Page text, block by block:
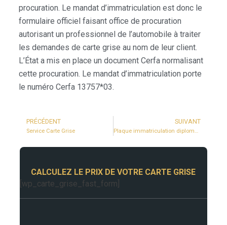
procuration. Le mandat d’immatriculation est donc le
formulaire officiel faisant office de procuration
autorisant un professionnel de l’automobile à traiter
les demandes de carte grise au nom de leur client.
L’État a mis en place un document Cerfa normalisant
cette procuration. Le mandat d’immatriculation porte
le numéro Cerfa 13757*03.
PRÉCÉDENT
Service Carte Grise
SUIVANT
Plaque immatriculation diplomatique
CALCULEZ LE PRIX DE VOTRE CARTE GRISE
[wp_carte_grise_fast_form]